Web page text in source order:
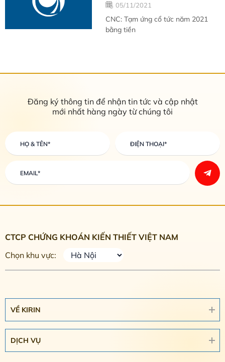
05/11/2021
CNC: Tạm ứng cổ tức năm 2021
bằng tiền
Đăng ký thông tin để nhận tin tức và cập nhật
mới nhất hàng ngày từ chúng tôi
CTCP CHỨNG KHOÁN KIẾN THIẾT VIỆT NAM
Chọn khu vực:
VỀ KIRIN
DỊCH VỤ